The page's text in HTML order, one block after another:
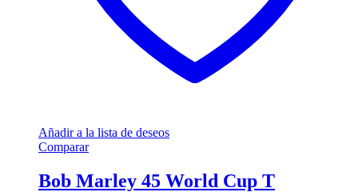
Añadir a la lista de deseos
Comparar
Bob Marley 45 World Cup T